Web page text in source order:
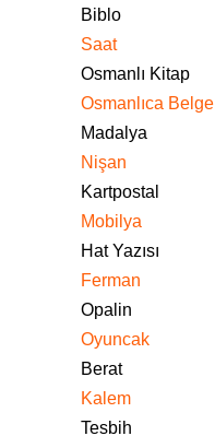
Biblo
Saat
Osmanlı Kitap
Osmanlıca Belge
Madalya
Nişan
Kartpostal
Mobilya
Hat Yazısı
Ferman
Opalin
Oyuncak
Berat
Kalem
Tesbih